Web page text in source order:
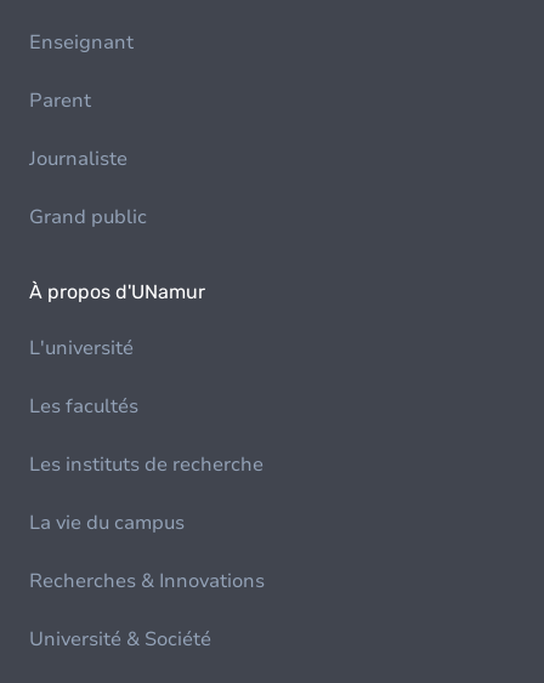
Enseignant
Parent
Journaliste
Grand public
À propos d'UNamur
L'université
Les facultés
Les instituts de recherche
La vie du campus
Recherches & Innovations
Université & Société